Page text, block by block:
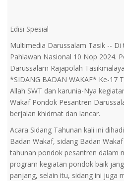
Edisi Spesial
Multimedia Darussalam Tasik -- Di
Pahlawan Nasional 10 Nop 2024.
Darussalam Rajapolah
*SIDANG BADAN WAKAF* Ke-17
Allah SWT dan karunia-Nya
Wakaf Pondok Pesantren
berjalan khidmat dan lancar.
Acara Sidang Tahunan kali ini
Badan Wakaf, sidang Badan
tahunan pondok pesantren dalam
program kegiatan pondok baik
panjang, selain itu, sidang ini juga